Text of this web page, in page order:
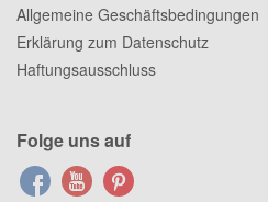
Allgemeine Geschäftsbedingungen
Erklärung zum Datenschutz
Haftungsausschluss
Folge uns auf